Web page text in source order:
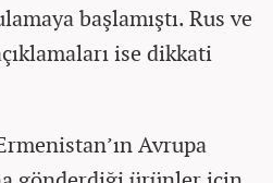
başlamıştı. Rus ve
ise dikkati
Avrupa